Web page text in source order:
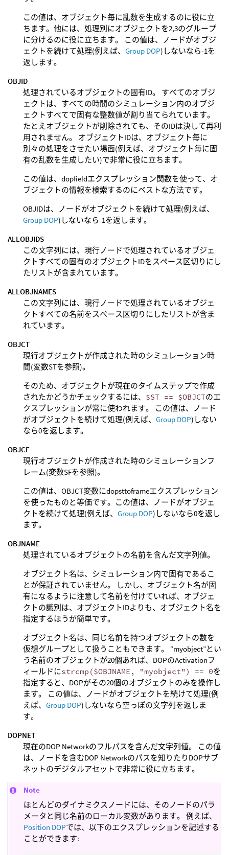
この値は、オブジェクト毎に乱数を生成するのに役に立
ちます。他には、処理別にオブジェクトを2,3のグループ
に分けるのに役に立ちます。 この値は、ノードがオブジ
ェクトを続けて処理(例えば、 Group DOP)しないなら-1を
返します。
OBJID
処理されているオブジェクトの固有ID。 すべてのオブジ
ェクトは、すべての時間のシミュレーション内のオブジ
ェクトすべてで固有な整数値が割り当てられています。
たとえオブジェクトが削除されても、そのIDは決して再利
用されません。 オブジェクトIDは、オブジェクト毎に
別々の処理をさせたい場面(例えば、オブジェクト毎に固
有の乱数を生成したい)で非常に役に立ちます。
この値は、dopfieldエクスプレッション関数を使って、オ
ブジェクトの情報を検索するのにベストな方法です。
OBJIDは、ノードがオブジェクトを続けて処理(例えば、
Group DOP)しないなら-1を返します。
ALLOBJIDS
この文字列には、現行ノードで処理されているオブジェ
クトすべての固有のオブジェクトIDをスペース区切りにし
たリストが含まれています。
ALLOBJNAMES
この文字列には、現行ノードで処理されているオブジェ
クトすべての名前をスペース区切りにしたリストが含ま
れています。
OBJCT
現行オブジェクトが作成された時のシミュレーション時
間(変数STを参照)。
そのため、オブジェクトが現在のタイムステップで作成
されたかどうかチェックするには、 $ST == $OBJCTのエ
クスプレッションが常に使われます。 この値は、ノード
がオブジェクトを続けて処理(例えば、 Group DOP)しない
なら0を返します。
OBJCF
現行オブジェクトが作成された時のシミュレーションフ
レーム(変数SFを参照)。
この値は、OBJCT変数にdopsttoframeエクスプレッション
を使ったものと等価です。この値は、ノードがオブジェ
クトを続けて処理(例えば、 Group DOP)しないなら0を返し
ます。
OBJNAME
処理されているオブジェクトの名前を含んだ文字列値。
オブジェクト名は、シミュレーション内で固有であるこ
とが保証されていません。 しかし、オブジェクト名が固
有になるように注意して名前を付けていれば、オブジェ
クトの識別は、オブジェクトIDよりも、オブジェクト名を
指定するほうが簡単です。
オブジェクト名は、同じ名前を持つオブジェクトの数を
仮想グループとして扱うこともできます。 “myobject”とい
う名前のオブジェクトが20個あれば、DOPのActivationフ
ィールドにstrcmp($OBJNAME, "myobject") == 0を
指定すると、DOPがその20個のオブジェクトのみを操作し
ます。 この値は、ノードがオブジェクトを続けて処理(例
えば、 Group DOP)しないなら空っぽの文字列を返しま
す。
DOPNET
現在のDOP Networkのフルパスを含んだ文字列値。 この値
は、ノードを含むDOP Networkのパスを知りたりDOPサブ
ネットのデジタルアセットで非常に役に立ちます。
Note
ほとんどのダイナミクスノードには、そのノードのパラ
メータと同じ名前のローカル変数があります。 例えば、
Position DOPでは、以下のエクスプレッションを記述する
ことができます: